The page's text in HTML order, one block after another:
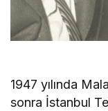
1947 yılında
sonra İstanbul